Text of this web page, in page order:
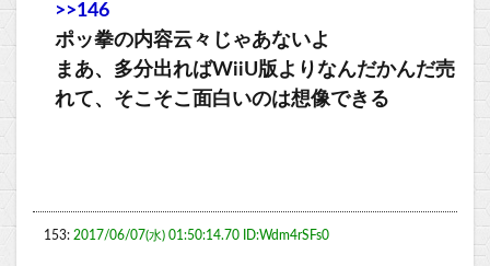
>>146
ポッ拳の内容云々じゃあないよ
まあ、多分出ればWiiU版よりなんだかんだ売
れて、そこそこ面白いのは想像できる
153: 2017/06/07(水) 01:50:14.70 ID:Wdm4rSFs0